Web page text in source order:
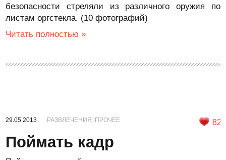
безопасности стреляли из различного оружия по
листам оргстекла. (10 фотографий)
Читать полностью »
29.05.2013 РАЗВЛЕЧЕНИЯ::ПРОЧЕЕ 82
Поймать кадр